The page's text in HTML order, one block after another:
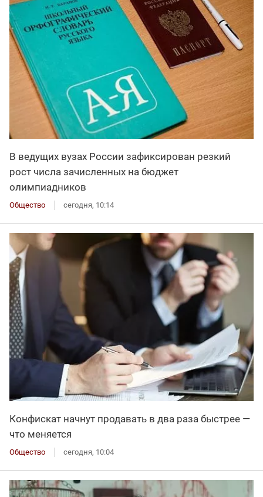
В ведущих вузах России зафиксирован резкий
рост числа зачисленных на бюджет
олимпиадников
Общество сегодня, 10:14
Конфискат начнут продавать в два раза быстрее —
что меняется
Общество сегодня, 10:04